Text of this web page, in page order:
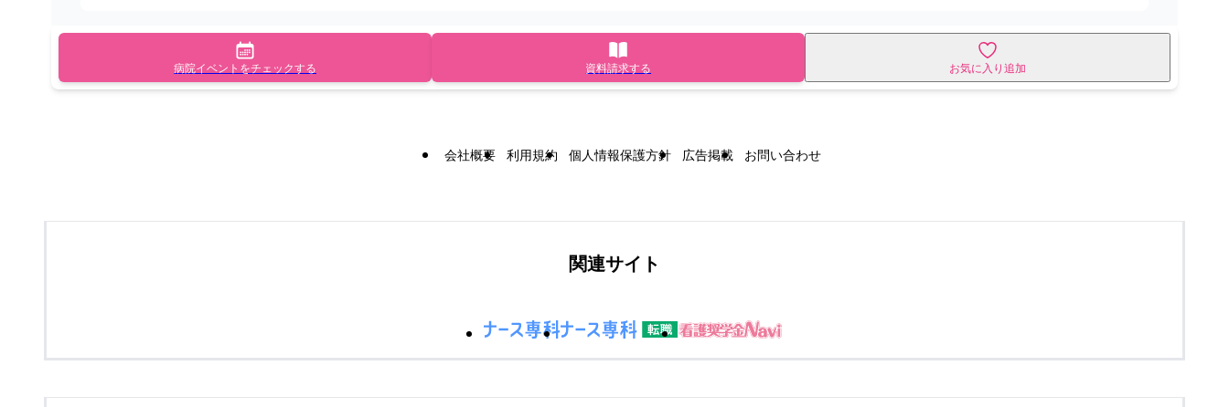
病院イベントをチェックする 資料請求する お気に入り追加
会社概要 利用規約 個人情報保護方針 広告掲載 お問い合わせ
関連サイト